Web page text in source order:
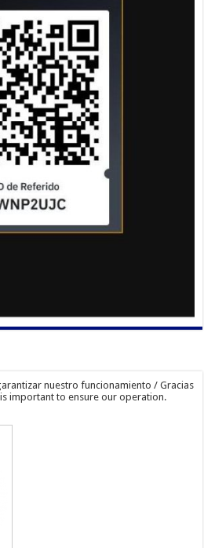
nuestro funcionamiento / Gracias
important to ensure our operation.